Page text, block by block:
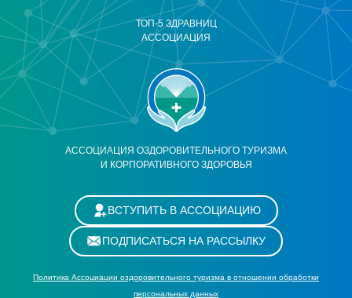
АССОЦИАЦИЯ ОЗДОРОВИТЕЛЬНОГО ТУРИЗМА
И КОРПОРАТИВНОГО ЗДОРОВЬЯ
ТОП-5 ЗДРАВНИЦ
АССОЦИАЦИЯ
ВСТУПИТЬ В АССОЦИАЦИЮ
ПОДПИСАТЬСЯ НА РАССЫЛКУ
Политика Ассоциации оздоровительного туризма в отношении обработки
персональных данных